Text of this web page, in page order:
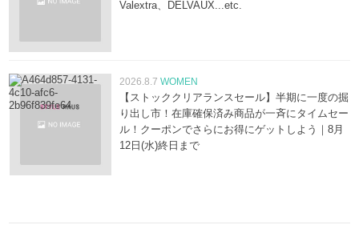
Valextra、DELVAUX...etc.
2026.8.7 WOMEN
【ストッククリアランスセール】半期に一度の掘
り出し市！在庫確保済み商品が一斉にタイムセー
ル！クーポンでさらにお得にゲットしよう｜8月
12日(水)終日まで